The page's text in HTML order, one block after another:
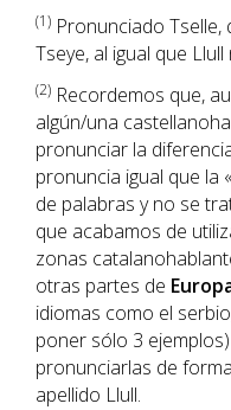
(1) Pronunciado
Tseye, al igual que
(2) Recordemos que,
algún/una
pronunciar la
pronuncia igual que la
de palabras y no se
que acabamos de
zonas
otras partes de
idiomas como el
poner sólo 3
pronunciarlas de
apellido Llull.